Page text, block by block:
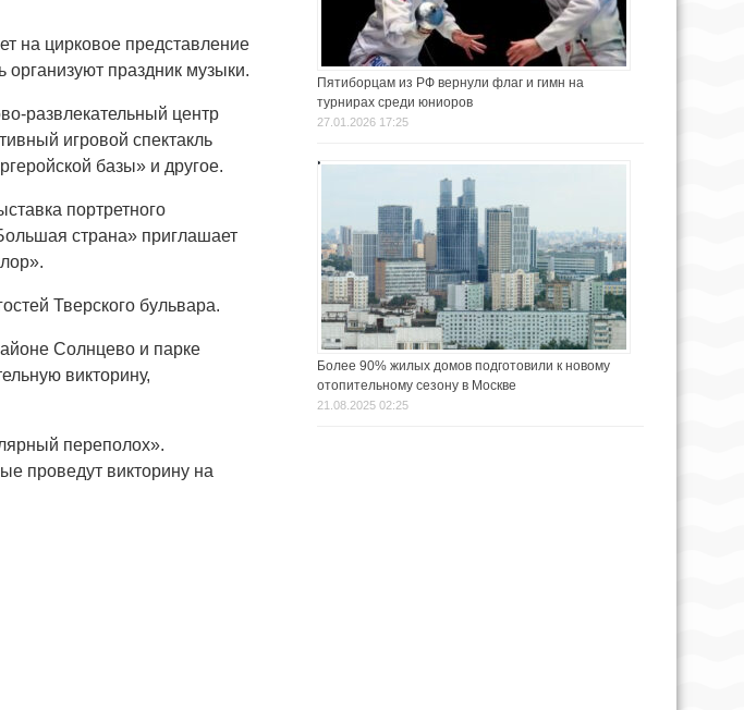
на цирковое представление
праздник музыки.
развлекательный центр
игровой спектакль
базы» и другое.
портретного
страна» приглашает
Тверского бульвара.
Солнцево и парке
викторину,
переполох».
проведут викторину на
Пятиборцам из РФ вернули флаг и гимн на
турнирах среди юниоров
27.01.2026 17:25
Более 90% жилых домов подготовили к новому
отопительному сезону в Москве
21.08.2025 02:25